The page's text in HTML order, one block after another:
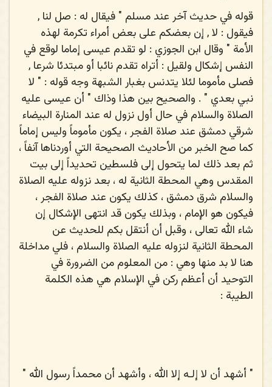
قوله في حديث آخر عند مسلم " فيقال له : صل لنا ,
فيقول : لا , إن بعضكم على بعض أمراء تكرمة لهذه
الأمة " وقال ابن الجوزي : لو تقدم عيسى إماما لوقع في
النفس إشكال ولقيل : أتراه تقدم نائبا أو مبتدئا شرعا ,
فصلى مأموما لئلا يتدنس بغبار الشبهة وجه قوله : " لا
نبي بعدي " . والصحيح بين هذا وذاك " أن عيسى عليه
الصلاة والسلام في حال أول نزول له عند المنارة البيضاء
شرقي دمشق عند صلاة الفجر ، يكون مأموماً وليس إماماً
كما صح الخبر من الأحاديث الصحيحة التي أوردناها آنفاً ،
ثم بعد ذلك لما يتحول إلى فلسطين تحديداً إلى بيت
المقدس وهي المحطة الثانية له ، بعد نزوله عليه الصلاة
والسلام شرق دمشق ، كذلك يكون عند صلاة الفجر ،
فيكون هو الإمام ، وبذلك يكون قد انتهى الإشكال إن
شاء الله تعالى ، وقبل أن أنتقل بكم للحديث عن
المحطة الثانية لنزوله عليه الصلاة والسلام ، فلي مداخلة
هنا لا بد منها وهي : من المعلوم من الضرورة في
التوحيد أن أعظم ركن في الإسلام هي هذه الكلمة
الطيبة :
" أشهد أن لا إلـه إلا الله ، وأشهد أن محمداً رسول الله "